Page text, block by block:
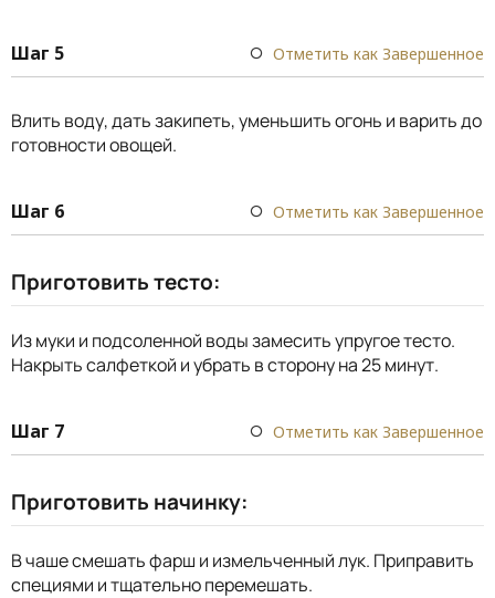
Шаг 5 Отметить как Завершенное
Влить воду, дать закипеть, уменьшить огонь и варить до
готовности овощей.
Шаг 6 Отметить как Завершенное
Приготовить тесто:
Из муки и подсоленной воды замесить упругое тесто.
Накрыть салфеткой и убрать в сторону на 25 минут.
Шаг 7 Отметить как Завершенное
Приготовить начинку:
В чаше смешать фарш и измельченный лук. Приправить
специями и тщательно перемешать.